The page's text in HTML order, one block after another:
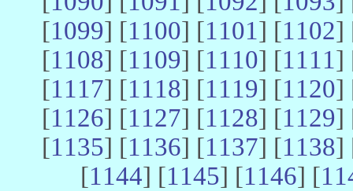
[1099] [1100] [1101] [1102]
[1108] [1109] [1110] [1111]
[1117] [1118] [1119] [1120]
[1126] [1127] [1128] [1129]
[1135] [1136] [1137] [1138]
[1144] [1145] [1146] [